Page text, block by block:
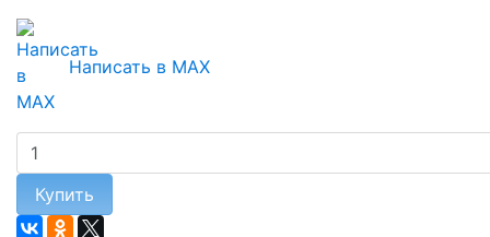
Написать в MAX
Купить